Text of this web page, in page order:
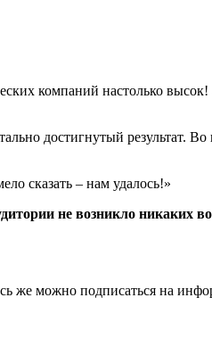
компаний настолько
достигнутый результат. Во
сказать – нам удалось!»
не возникло никаких
же можно подписаться на